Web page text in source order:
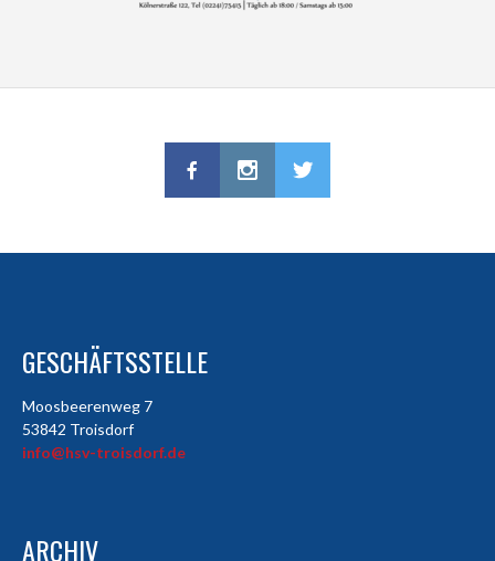
GESCHÄFTSSTELLE
Moosbeerenweg 7
53842 Troisdorf
info@hsv-troisdorf.de
ARCHIV